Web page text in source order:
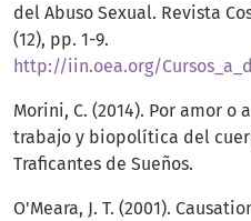
del Abuso Sexual. Revista
(12), pp. 1-9.
http://iin.oea.org/Cursos_a_distancia/
Morini, C. (2014). Por amor
trabajo y biopolítica del
Traficantes de Sueños.
O'Meara, J. T. (2001).